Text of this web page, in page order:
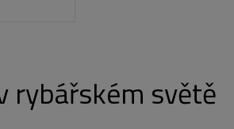
rybářském světě